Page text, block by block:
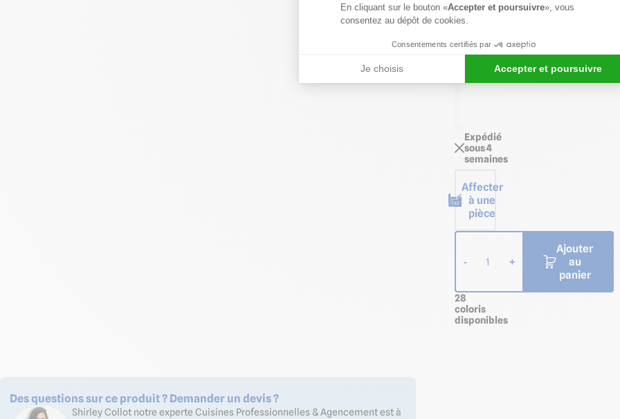
SÉLECTIONNEZ
LA
CARACTÉRISTIQUE
Longueur
de 2,50 m
Expédié
sous 4
semaines
Affecter
à une
pièce
- 1 +
Ajouter
au
panier
28
coloris
disponibles
Des questions sur ce produit ? Demander un devis ?
Shirley Collot notre experte Cuisines Professionnelles & Agencement est à
En cliquant sur le bouton «Accepter et poursuivre», vous
consentez au dépôt de cookies.
Consentements certifiés par
Je choisis Accepter et poursuivre